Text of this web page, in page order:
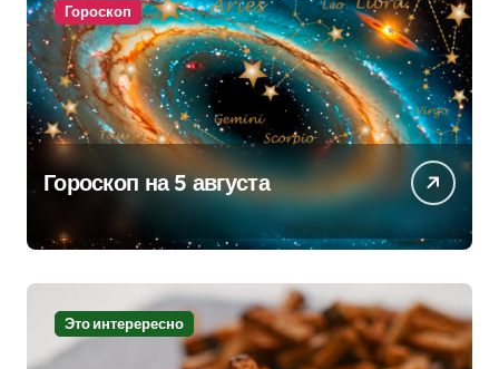
Гороскоп
Гороскоп на 5 августа
Это интерересно